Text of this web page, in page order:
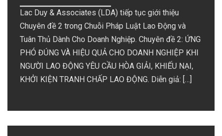
Lac Duy & Associates (LDA) tiếp tục giới thiệu
Chuyên đề 2 trong Chuỗi Pháp Luật Lao Động và
Tuân Thủ Dành Cho Doanh Nghiệp. Chuyên đề 2: ỨNG
PHÓ ĐÚNG VÀ HIỆU QUẢ CHO DOANH NGHIỆP KHI
NGƯỜI LAO ĐỘNG YÊU CẦU HÒA GIẢI, KHIẾU NẠI,
KHỞI KIỆN TRANH CHẤP LAO ĐỘNG. Diễn giả: […]